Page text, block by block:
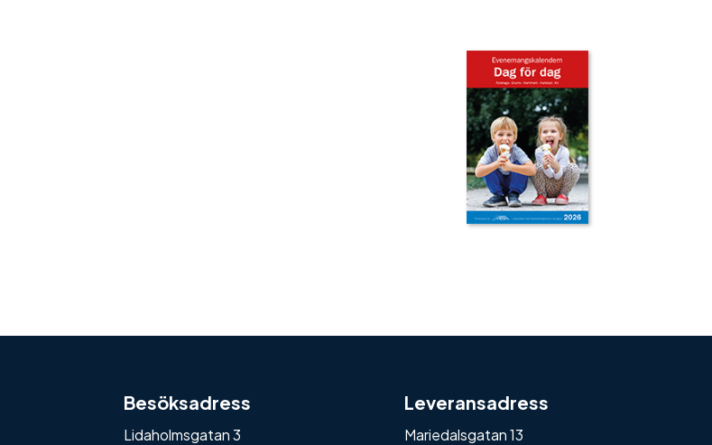
Besöksadress
Lidaholmsgatan 3
Leveransadress
Mariedalsgatan 13